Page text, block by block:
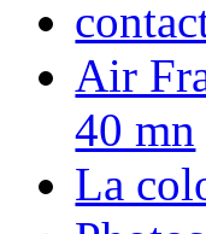
Air
40 mn
La